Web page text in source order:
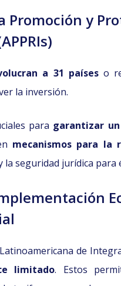
Promoción y
a 31 paíseso
la inversión.
para garantizar
mecanismos para la
la seguridad jurídica para
de
limitado. Estos